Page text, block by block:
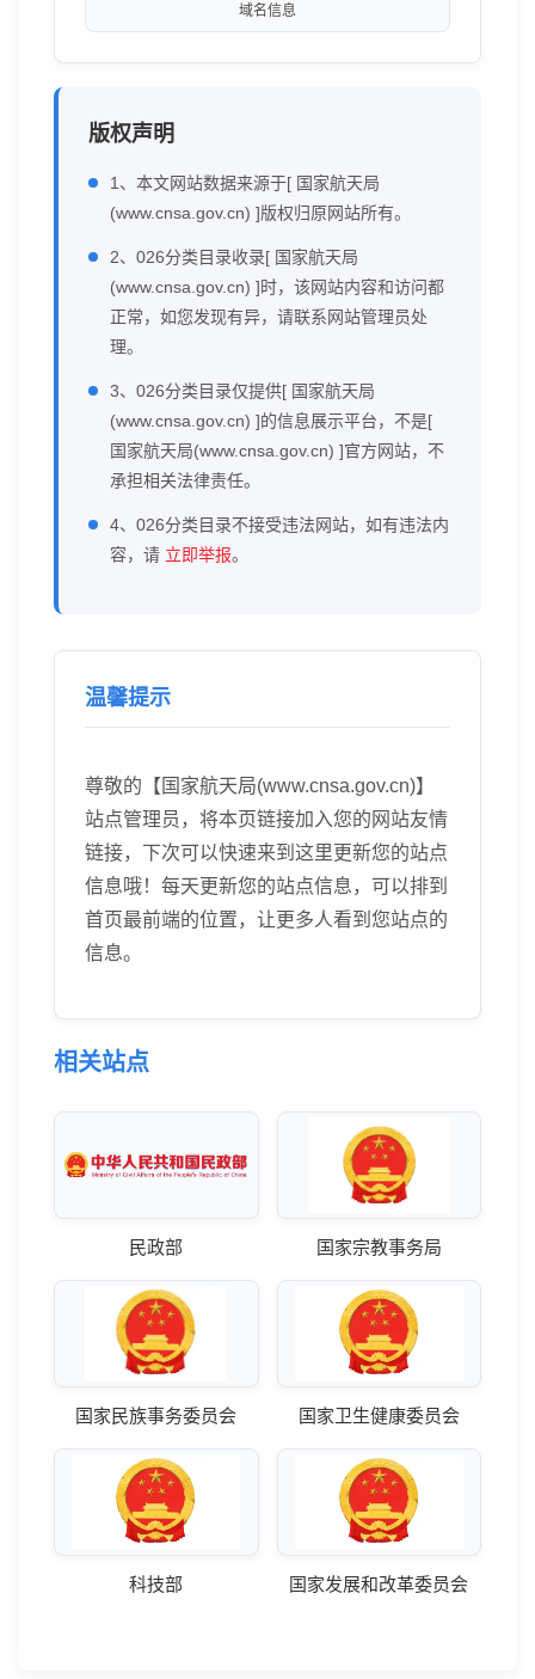
域名信息
版权声明
1、本文网站数据来源于[ 国家航天局
(www.cnsa.gov.cn) ]版权归原网站所有。
2、026分类目录收录[ 国家航天局
(www.cnsa.gov.cn) ]时，该网站内容和访问都
正常，如您发现有异，请联系网站管理员处
理。
3、026分类目录仅提供[ 国家航天局
(www.cnsa.gov.cn) ]的信息展示平台，不是[
国家航天局(www.cnsa.gov.cn) ]官方网站，不
承担相关法律责任。
4、026分类目录不接受违法网站，如有违法内
容，请 立即举报。
温馨提示
尊敬的【国家航天局(www.cnsa.gov.cn)】
站点管理员，将本页链接加入您的网站友情
链接，下次可以快速来到这里更新您的站点
信息哦！每天更新您的站点信息，可以排到
首页最前端的位置，让更多人看到您站点的
信息。
相关站点
民政部 国家宗教事务局
国家民族事务委员会 国家卫生健康委员会
科技部 国家发展和改革委员会